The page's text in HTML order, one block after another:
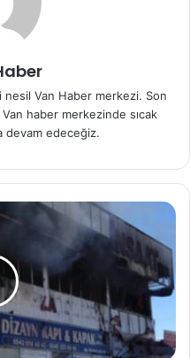
nesil Van Haber merkezi. Son
haber merkezinde sıcak
devam edeceğiz.